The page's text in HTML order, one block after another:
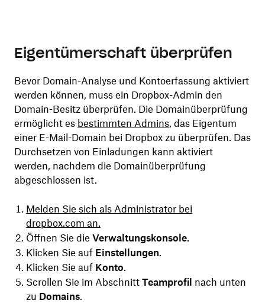
Eigentümerschaft überprüfen
Bevor Domain-Analyse und Kontoerfassung aktiviert
werden können, muss ein Dropbox-Admin den
Domain-Besitz überprüfen. Die Domainüberprüfung
ermöglicht es bestimmten Admins, das Eigentum
einer E-Mail-Domain bei Dropbox zu überprüfen. Das
Durchsetzen von Einladungen kann aktiviert
werden, nachdem die Domainüberprüfung
abgeschlossen ist.
Melden Sie sich als Administrator bei
dropbox.com an.
Öffnen Sie die Verwaltungskonsole.
Klicken Sie auf Einstellungen.
Klicken Sie auf Konto.
Scrollen Sie im Abschnitt Teamprofil nach unten
zu Domains.